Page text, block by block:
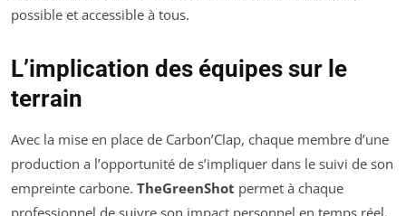
possible et accessible à tous.
L’implication des équipes sur le
terrain
Avec la mise en place de Carbon’Clap, chaque membre d’une
production a l’opportunité de s’impliquer dans le suivi de son
empreinte carbone. TheGreenShot permet à chaque
professionnel de suivre son impact personnel en temps réel,